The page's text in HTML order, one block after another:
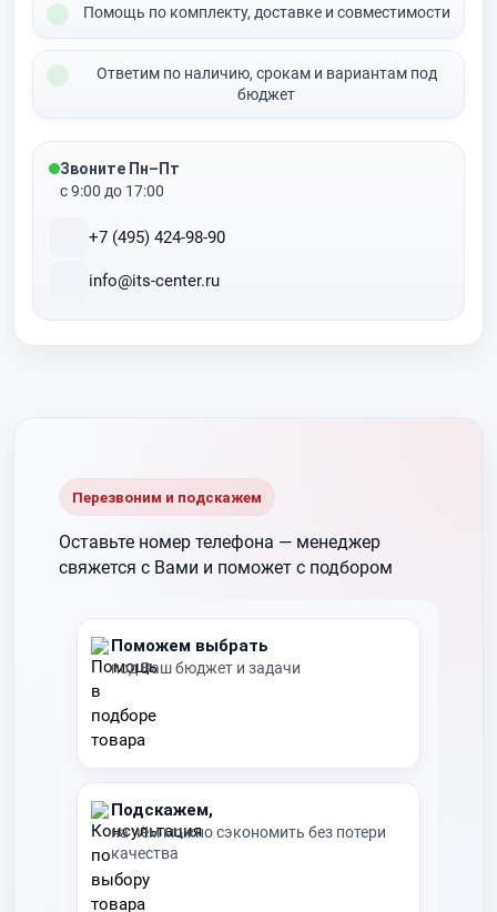
Помощь по комплекту, доставке и совместимости
Ответим по наличию, срокам и вариантам под
бюджет
Звоните Пн–Пт
с 9:00 до 17:00
+7 (495) 424-98-90
info@its-center.ru
Перезвоним и подскажем
Оставьте номер телефона — менеджер
свяжется с Вами и поможет с подбором
Поможем выбрать
под Ваш бюджет и задачи
Подскажем,
на чём можно сэкономить без потери
качества